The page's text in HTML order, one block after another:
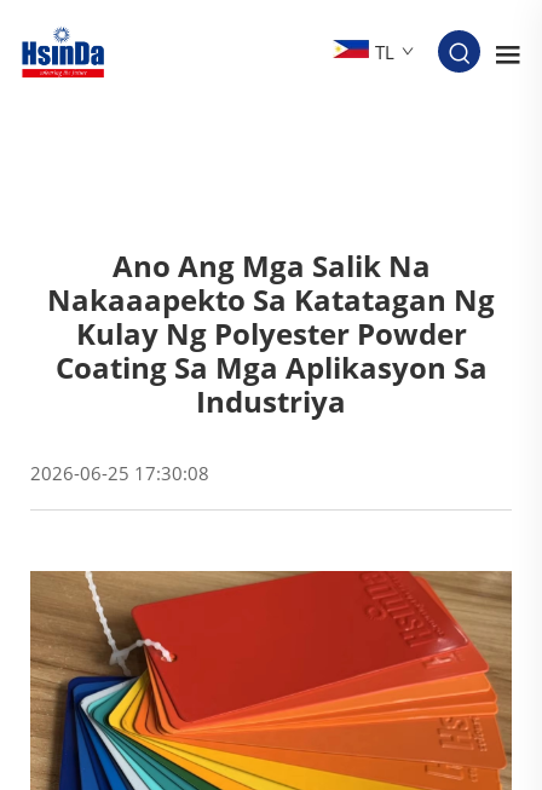
TL
Ano Ang Mga Salik Na
Nakaaapekto Sa Katatagan Ng
Kulay Ng Polyester Powder
Coating Sa Mga Aplikasyon Sa
Industriya
2026-06-25 17:30:08